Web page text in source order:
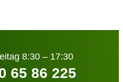
8:30 – 17:30
65 86 225